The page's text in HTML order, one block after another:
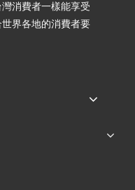
消費者一樣能享受
界各地的消費者要